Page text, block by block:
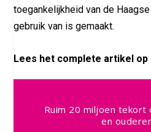
toegankelijkheid van de
gebruik van is gemaakt.
Lees het complete artikel op
Ruim 20 miljoen tekort
en